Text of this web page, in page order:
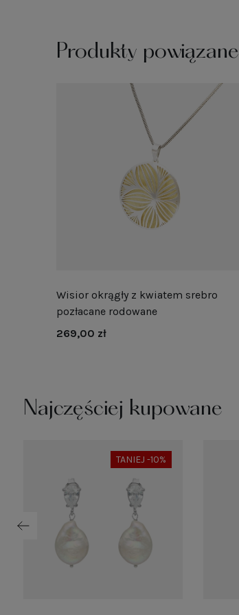
Produkty powiązane
Wisior okrągły z kwiatem srebro
pozłacane rodowane
269,00 zł
Najczęściej kupowane
TANIEJ -10%